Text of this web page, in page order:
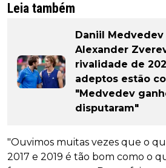
Leia também
Daniil Medvedev
Alexander
rivalidade de
adeptos estão
"Medvedev
disputaram"
"Ouvimos muitas vezes que o
2017 e 2019 é tão bom como o